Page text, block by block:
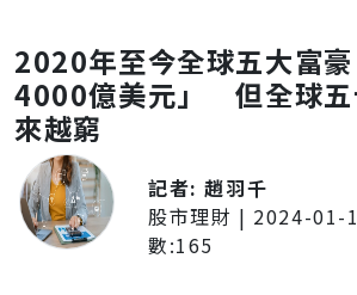
2020年至今全球五大富
4000億美元」 但全球五
來越窮
記者:趙羽千
股市理財 | 2024-01-
數:165